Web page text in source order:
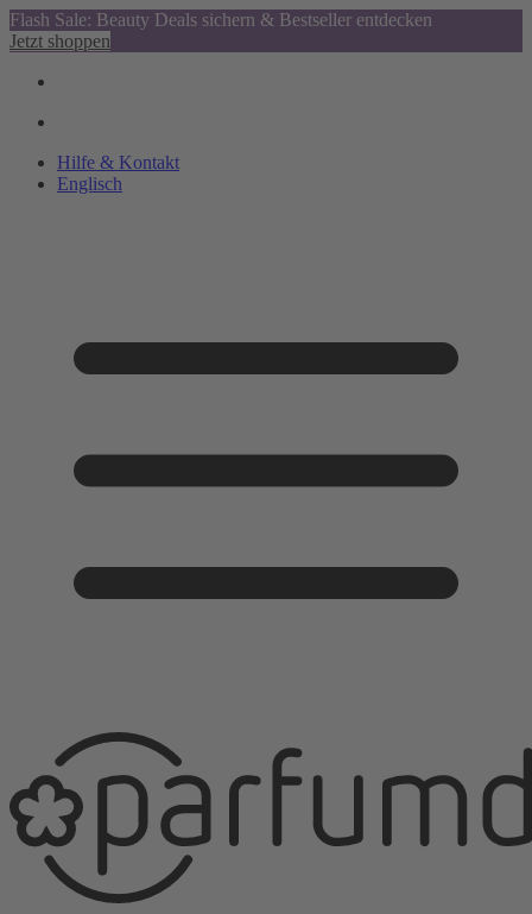
Flash Sale: Beauty Deals sichern & Bestseller entdecken
Jetzt shoppen
Hilfe & Kontakt
Englisch